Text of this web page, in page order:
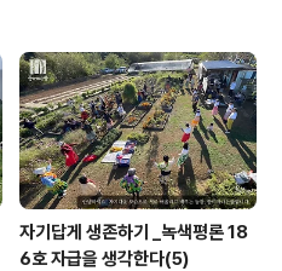
자기답게 생존하기 _녹색평론 18
6호 자급을 생각한다(5)